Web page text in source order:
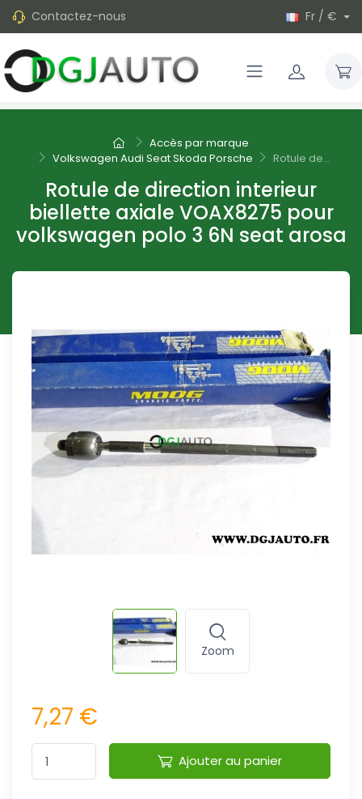
Contactez-nous Fr / €
Accès par marque
Volkswagen Audi Seat Skoda Porsche
Rotule de...
Rotule de direction interieur
biellette axiale VOAX8275 pour
volkswagen polo 3 6N seat arosa
Zoom
7,27 €
Ajouter au panier